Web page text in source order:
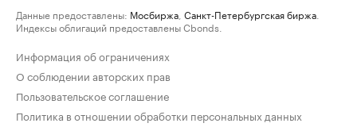
Данные предоставлены: Мосбиржа Санкт-Петербургская биржа
Индексы облигаций предоставлены Cbonds.
Информация об ограничениях
О соблюдении авторских прав
Пользовательское соглашение
Политика в отношении обработки персональных данных